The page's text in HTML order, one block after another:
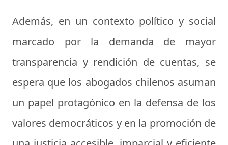
Además, en un contexto político y social
marcado por la demanda de mayor
transparencia y rendición de cuentas, se
espera que los abogados chilenos asuman
un papel protagónico en la defensa de los
valores democráticos y en la promoción de